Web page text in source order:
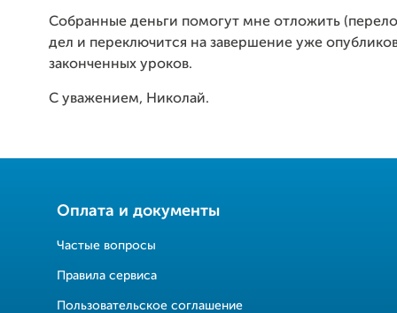
Собранные деньги помогут мне отложить
дел и переключится на завершение уже
законченных уроков.
С уважением, Николай.
Оплата и документы
Частые вопросы
Правила сервиса
Пользовательское соглашение